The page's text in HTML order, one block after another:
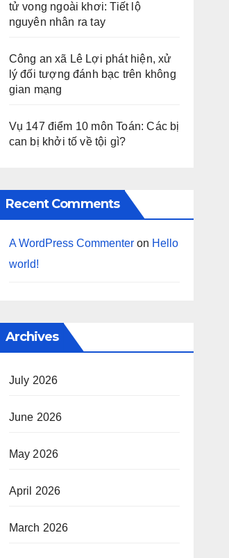
tử vong ngoài khơi: Tiết lộ
nguyên nhân ra tay
Công an xã Lê Lợi phát hiện, xử
lý đối tượng đánh bạc trên không
gian mạng
Vụ 147 điểm 10 môn Toán: Các bị
can bị khởi tố về tội gì?
Recent Comments
A WordPress Commenteron Hello
world!
Archives
July 2026
June 2026
May 2026
April 2026
March 2026